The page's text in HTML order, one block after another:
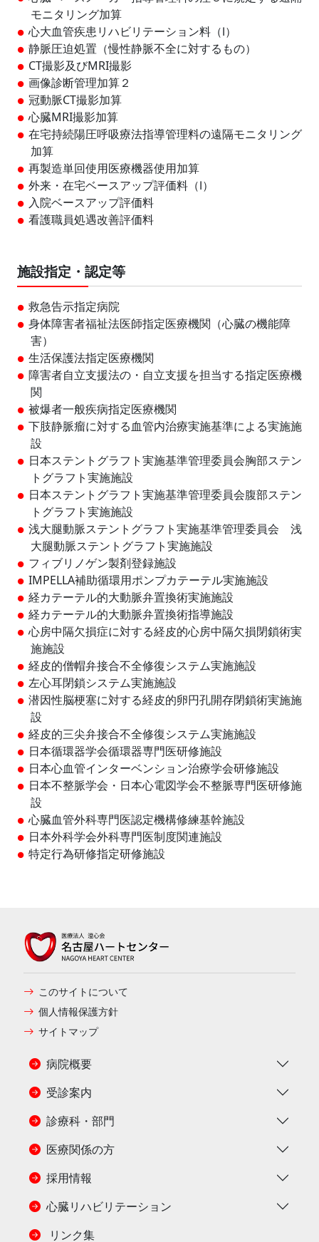
モニタリング加算
心大血管疾患リハビリテーション料（Ⅰ）
静脈圧迫処置（慢性静脈不全に対するもの）
CT撮影及びMRI撮影
画像診断管理加算２
冠動脈CT撮影加算
心臓MRI撮影加算
在宅持続陽圧呼吸療法指導管理料の遠隔モニタリング
加算
再製造単回使用医療機器使用加算
外来・在宅ベースアップ評価料（Ⅰ）
入院ベースアップ評価料
看護職員処遇改善評価料
施設指定・認定等
救急告示指定病院
身体障害者福祉法医師指定医療機関（心臓の機能障
害）
生活保護法指定医療機関
障害者自立支援法の・自立支援を担当する指定医療機
関
被爆者一般疾病指定医療機関
下肢静脈瘤に対する血管内治療実施基準による実施施
設
日本ステントグラフト実施基準管理委員会胸部ステン
トグラフト実施施設
日本ステントグラフト実施基準管理委員会腹部ステン
トグラフト実施施設
浅大腿動脈ステントグラフト実施基準管理委員会 浅
大腿動脈ステントグラフト実施施設
フィブリノゲン製剤登録施設
IMPELLA補助循環用ポンプカテーテル実施施設
経カテーテル的大動脈弁置換術実施施設
経カテーテル的大動脈弁置換術指導施設
心房中隔欠損症に対する経皮的心房中隔欠損閉鎖術実
施施設
経皮的僧帽弁接合不全修復システム実施施設
左心耳閉鎖システム実施施設
潜因性脳梗塞に対する経皮的卵円孔開存閉鎖術実施施
設
経皮的三尖弁接合不全修復システム実施施設
日本循環器学会循環器専門医研修施設
日本心血管インターベンション治療学会研修施設
日本不整脈学会・日本心電図学会不整脈専門医研修施
設
心臓血管外科専門医認定機構修練基幹施設
日本外科学会外科専門医制度関連施設
特定行為研修指定研修施設
このサイトについて
個人情報保護方針
サイトマップ
病院概要
受診案内
診療科・部門
医療関係の方
採用情報
心臓リハビリテーション
リンク集